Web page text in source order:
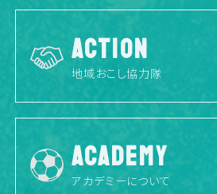
ACTION
地域おこし協力隊
ACADEMY
アカデミーについて